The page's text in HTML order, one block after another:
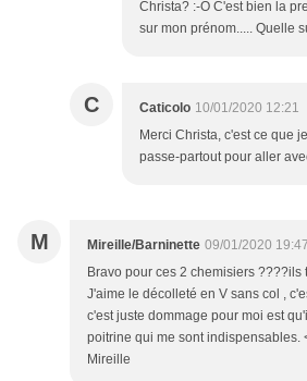
Christa? :-O C'est bien la
sur mon prénom..... Quelle
C Caticolo 10/01/2020 12:21
Merci Christa, c'est ce que
passe-partout pour aller
M Mireille/Barninette 09/01/2020 19:47
Bravo pour ces 2 chemisiers ????ils
J'aime le décolleté en V sans col ,
c'est juste dommage pour moi est
poitrine qui me sont indispensables.
Mireille